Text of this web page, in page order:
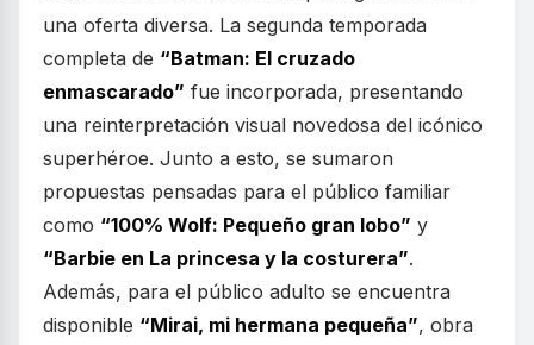
una oferta diversa. La segunda temporada
completa de “Batman: El cruzado
enmascarado” fue incorporada, presentando
una reinterpretación visual novedosa del icónico
superhéroe. Junto a esto, se sumaron
propuestas pensadas para el público familiar
como “100% Wolf: Pequeño gran lobo” y
“Barbie en La princesa y la costurera”.
Además, para el público adulto se encuentra
disponible “Mirai, mi hermana pequeña”, obra